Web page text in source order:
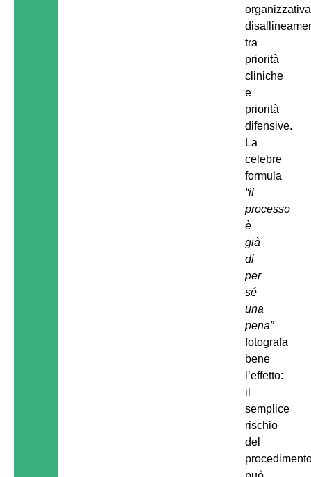
tra
priorità
cliniche
e
priorità
difensive.
La
celebre
formula
“il
processo
è
già
di
per
sé
una
pena”
fotografa
bene
l’effetto:
il
semplice
rischio
del